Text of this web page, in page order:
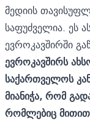
მედიის
საფუძველია. ეს
ევროკავშირში
ევროკავშირს
საქართველოს
მიანიჭა, რომ
რომლებიც